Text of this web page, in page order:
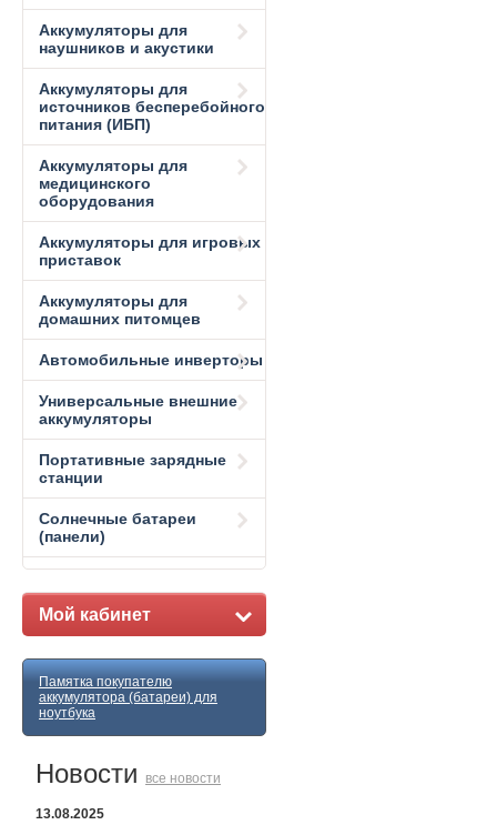
Аккумуляторы для
наушников и акустики
Аккумуляторы для
источников бесперебойного
питания (ИБП)
Аккумуляторы для
медицинского
оборудования
Аккумуляторы для игровых
приставок
Аккумуляторы для
домашних питомцев
Автомобильные инверторы
Универсальные внешние
аккумуляторы
Портативные зарядные
станции
Солнечные батареи
(панели)
Мой кабинет
Памятка покупателю
аккумулятора (батареи) для
ноутбука
Новости все новости
13.08.2025